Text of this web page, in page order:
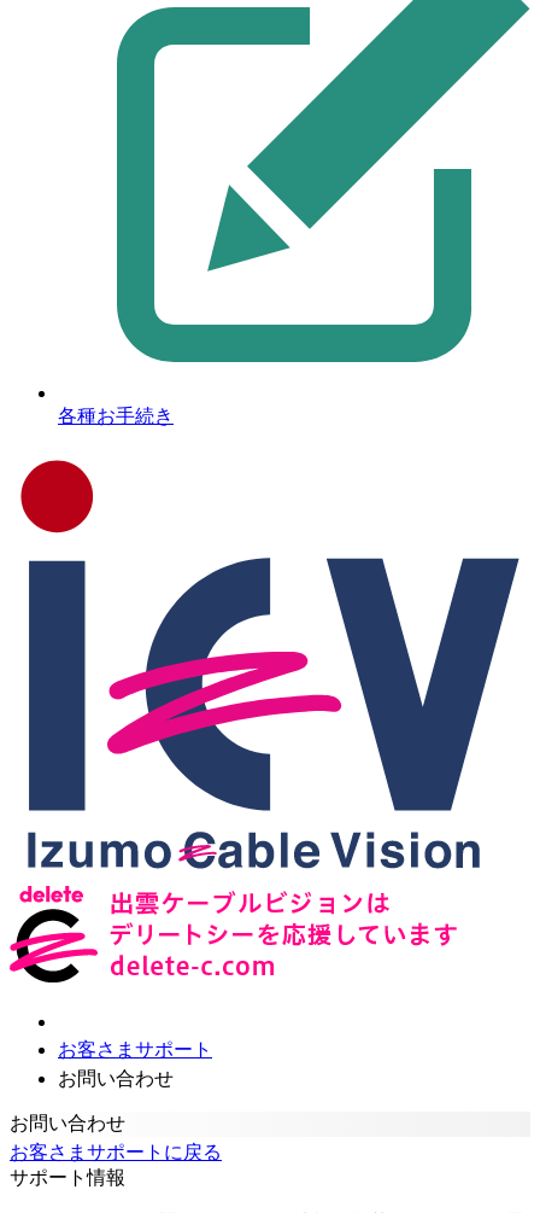
各種お手続き
お客さまサポート
お問い合わせ
お問い合わせ
お客さまサポートに戻る
サポート情報